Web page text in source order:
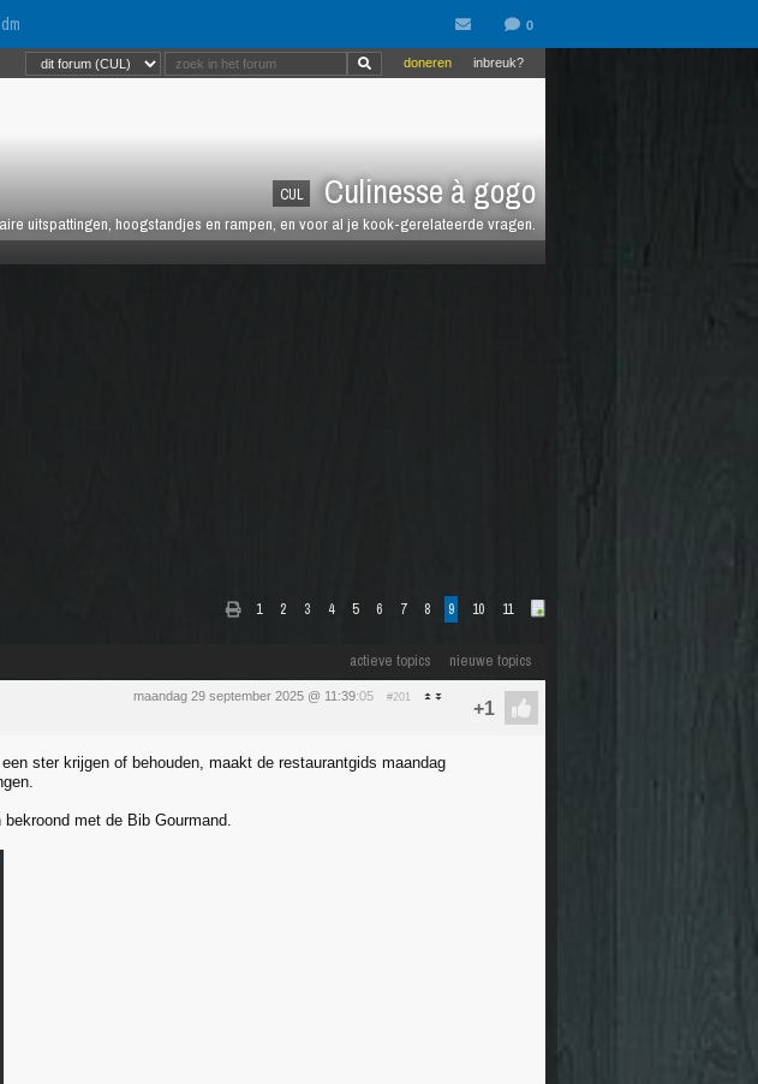
dm
CUL Culinesse à gogo
uitspattingen, hoogstandjes en rampen, en voor al je kook-gerelateerde vragen.
inbreuk?
doneren
1 2 3 4 5 6 7 8 9 10 11
actieve topics nieuwe topics
maandag 29 september 2025 @ 11:39:05 #201
ster krijgen of behouden, maakt de restaurantgids maandag
met de Bib Gourmand.